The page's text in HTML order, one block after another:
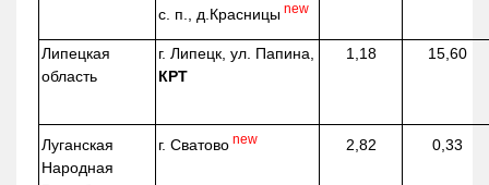
с. п., д.Красницы new
Липецкая
область
г. Липецк, ул. Папина,
КРТ
1,18 15,60
Луганская
Народная
г. Сватово new 2,82 0,33